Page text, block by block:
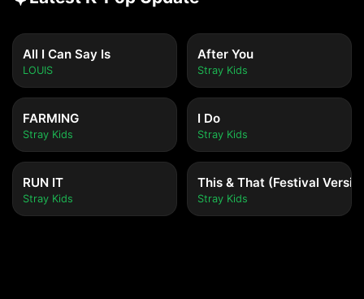
All I Can Say Is
LOUIS
After You
Stray Kids
FARMING
Stray Kids
I Do
Stray Kids
RUN IT
Stray Kids
This & That (Festival
Stray Kids